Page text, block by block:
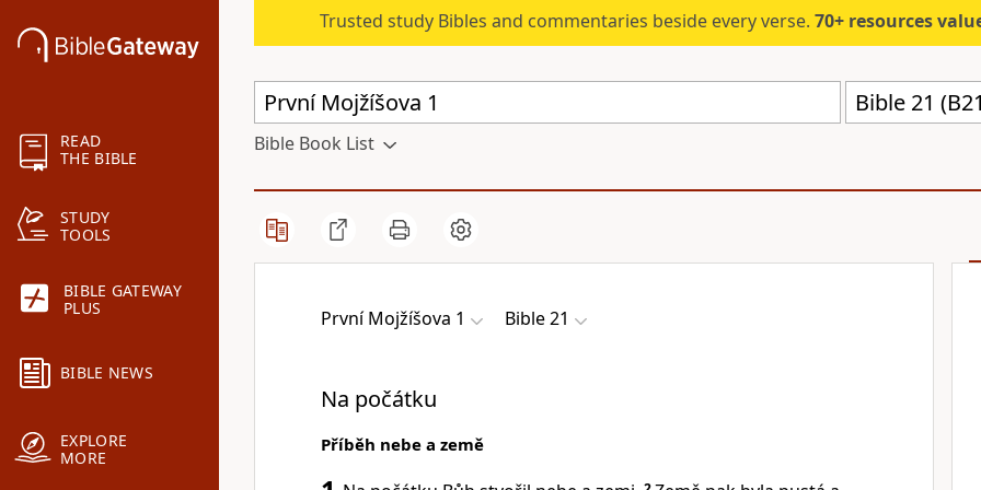
READ
THE BIBLE
STUDY
TOOLS
BIBLE GATEWAY
PLUS
BIBLE NEWS
EXPLORE
MORE
Trusted study Bibles and commentaries beside every verse. 70+ resources valued at
Bible 21
Bible Book List
První Mojžíšova 1 Bible 21
Na počátku
Příběh nebe a země